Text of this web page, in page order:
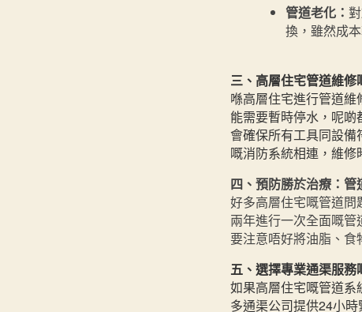
管道老化：
換，雖然成
三、高層住宅管道維
喺高層住宅進行管道
能需要暫時停水，呢
會確保所有工具同設
嘅消防系統相連，維修
四、預防勝於治療：管
好多高層住宅嘅管道
兩年進行一次全面嘅
要注意唔好將油脂、食
五、選擇專業通渠服務
如果高層住宅嘅管道
多通渠公司提供24小